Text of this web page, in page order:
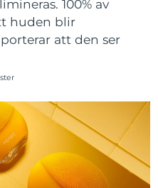
100% av
huden blir
att den ser
leverans
leverans 10.08.2026
leverans08.08.2026